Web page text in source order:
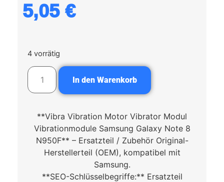
5,05 €
4 vorrätig
In den Warenkorb
**Vibra Vibration Motor Vibrator Modul
Vibrationmodule Samsung Galaxy Note 8
N950F** – Ersatzteil / Zubehör Original-
Herstellerteil (OEM), kompatibel mit
Samsung.
**SEO-Schlüsselbegriffe:** Ersatzteil